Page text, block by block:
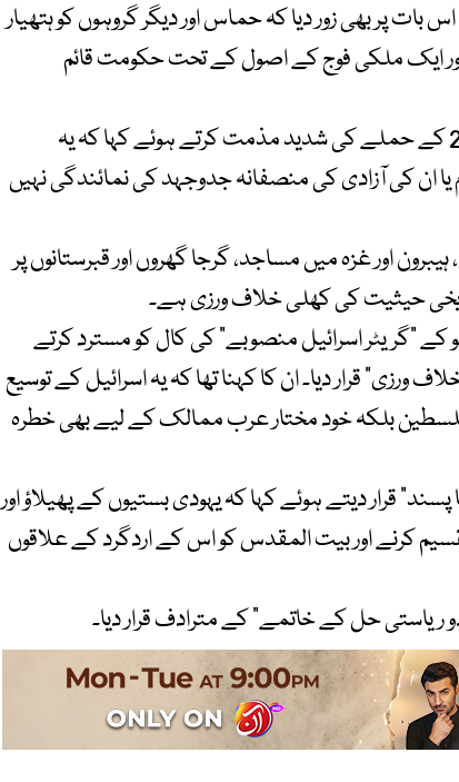
پر بھی زور دیا کہ حماس اور دیگر گروہوں کو ہتھیار
ایک ملکی فوج کے اصول کے تحت حکومت قائم
انھوں نے حماس کے اسرائیل پر 7 اکتوبر 2023 کے حملے کی شدید مذمت کرتے ہوئے کہا کہ یہ
ان کی آزادی کی منصفانہ جدوجہد کی نمائندگی نہیں
اور غزہ میں مساجد، گرجا گھروں اور قبرستانوں پر
حیثیت کی کھلی خلاف ورزی ہے۔
کے “گریٹر اسرائیل منصوبے” کی کال کو مسترد کرتے
ورزی” قرار دیا۔ ان کا کہنا تھا کہ یہ اسرائیل کے توسیع
بلکہ خود مختار عرب ممالک کے لیے بھی خطرہ
قرار دیتے ہوئے کہا کہ یہودی بستیوں کے پھیلاؤ اور
کرنے اور بیت المقدس کو اس کے اردگرد کے علاقوں